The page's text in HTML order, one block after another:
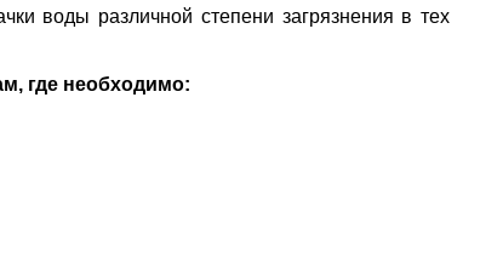
воды различной степени загрязнения в тех
где необходимо: